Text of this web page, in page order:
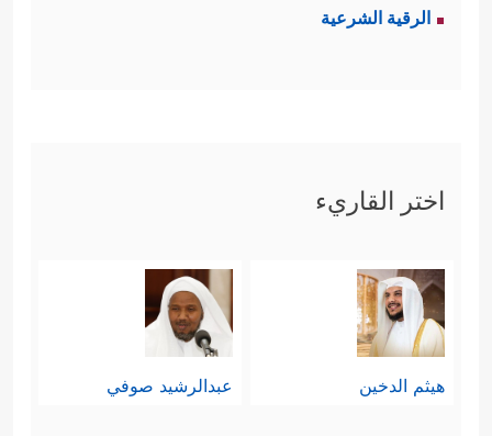
الرقية الشرعية
اختر القاريء
هيثم الدخين عبدالرشيد صوفي